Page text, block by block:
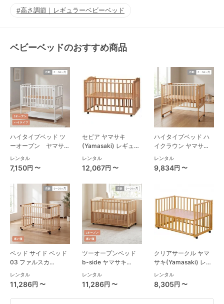
高さ調節｜レギュラーベビーベッド
ベビーベッドのおすすめ商品
ハイタイプベッド ツ
ーオープン ヤマサキ
(Yamasaki) レギュラ
ーサイズベビーベッド
レンタル
7,150円 〜
セピア ヤマサキ
(Yamasaki) レギュラ
ーサイズベビーベッド
レンタル
12,067円 〜
ハイタイプベッド ハ
イクラウン ヤマサキ
(Yamasaki) レギュラ
ーサイズベビーベッド
レンタル
9,834円 〜
ベッド サイド ベッド
03 ファルスカ
(farska)
レンタル
11,286円 〜
ツーオープンベッド
b-side ヤマサキ
(Yamasaki) レギュラ
ーサイズベビーベッド
レンタル
11,286円 〜
クリアサークル ヤマ
サキ(Yamasaki) レギ
ュラーサイズベビーベ
ッド
レンタル
8,305円 〜